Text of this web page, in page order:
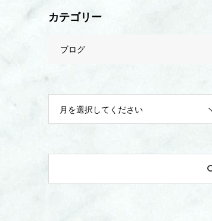
カテゴリー
ブログ
月を選択してください